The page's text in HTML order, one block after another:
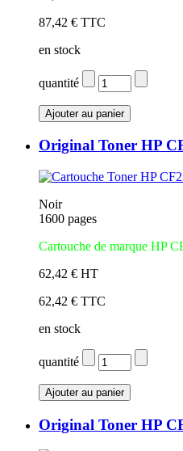
87,42 € TTC
en stock
quantité
Original Toner HP
Noir
1600 pages
Cartouche de marque HP
62,42 € HT
62,42 € TTC
en stock
quantité
Original Toner HP